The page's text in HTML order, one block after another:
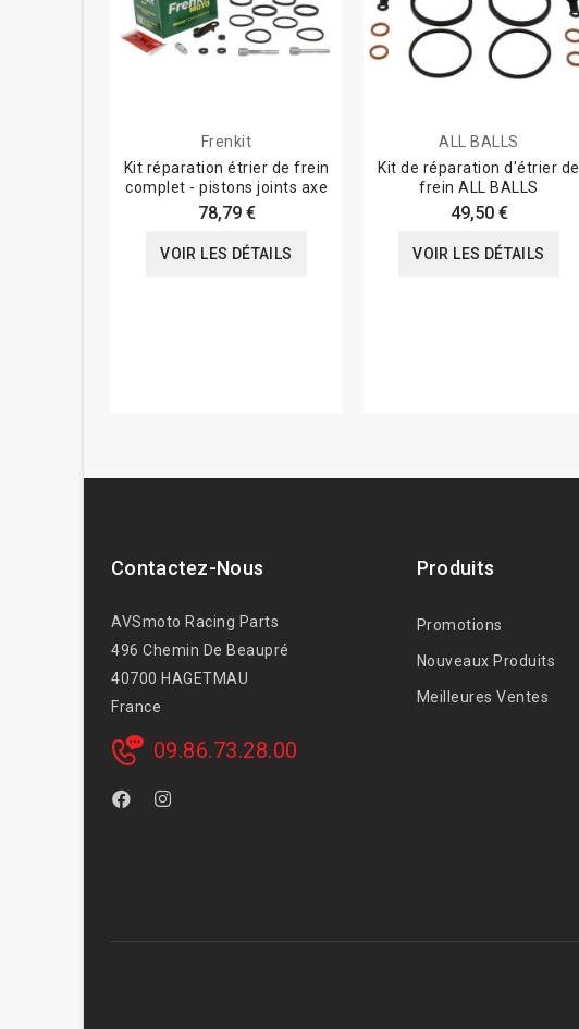
Frenkit
Kit réparation étrier de frein
complet - pistons joints axe
78,79 €
VOIR LES DÉTAILS
ALL BALLS
Kit de réparation d'étrier de
frein ALL BALLS
49,50 €
VOIR LES DÉTAILS
Contactez-Nous
AVSmoto Racing Parts
496 Chemin De Beaupré
40700 HAGETMAU
France
09.86.73.28.00
Produits
Promotions
Nouveaux Produits
Meilleures Ventes